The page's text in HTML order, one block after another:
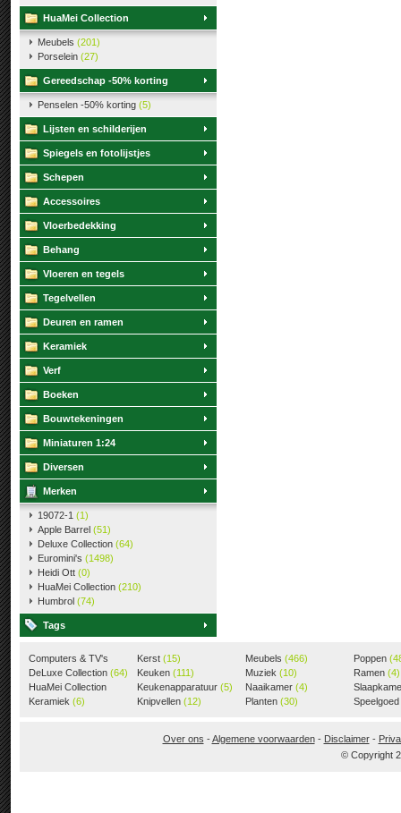
HuaMei Collection
Meubels (201)
Porselein (27)
Gereedschap -50% korting
Penselen -50% korting (5)
Lijsten en schilderijen
Spiegels en fotolijstjes
Schepen
Accessoires
Vloerbedekking
Behang
Vloeren en tegels
Tegelvellen
Deuren en ramen
Keramiek
Verf
Boeken
Bouwtekeningen
Miniaturen 1:24
Diversen
Merken
19072-1 (1)
Apple Barrel (51)
Deluxe Collection (64)
Euromini's (1498)
Heidi Ott (0)
HuaMei Collection (210)
Humbrol (74)
Tags
Computers & TV's
(18)
DeLuxe Collection (64)
HuaMei Collection
(205)
Keramiek (6)
Kerst (15)
Keuken (111)
Keukenapparatuur (5)
Knipvellen (12)
Meubels (466)
Muziek (10)
Naaikamer (4)
Planten (30)
Poppen
Ramen (4)
Speelgoed
Over ons -Algemene voorwaarden- Disclaimer-
© Copyright